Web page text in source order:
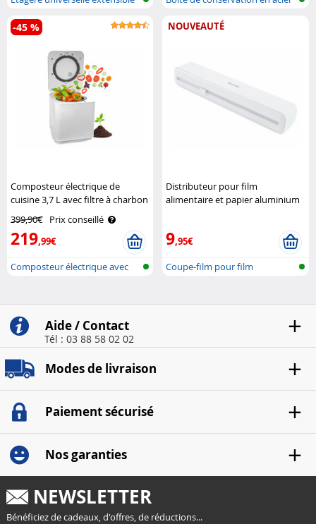
Composteur électrique de
cuisine 3,7 L avec filtre à charbon
actif K-05 Rosenstein & Söhne
399,90€ Prix conseillé
219,99€
-45 %
Composteur électrique avec
NOUVEAUTÉ
Distributeur pour film
alimentaire et papier aluminium
9,95€
Coupe-film pour film
Aide / Contact
Tél : 03 88 58 02 02
Modes de livraison
Paiement sécurisé
Nos garanties
NEWSLETTER
Bénéficiez de cadeaux, d'offres, de réductions...